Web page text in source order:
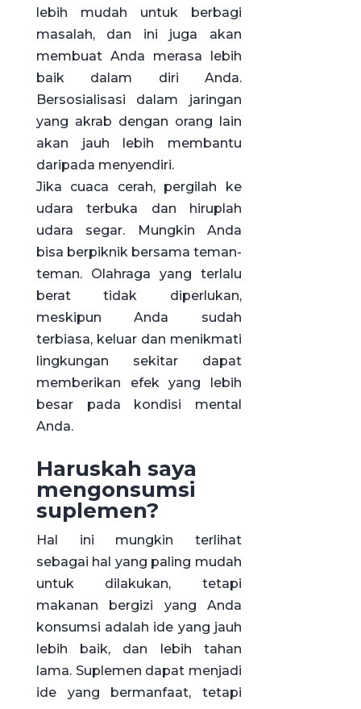
lebih mudah untuk berbagi
masalah, dan ini juga akan
membuat Anda merasa lebih
baik dalam diri Anda.
Bersosialisasi dalam jaringan
yang akrab dengan orang lain
akan jauh lebih membantu
daripada menyendiri.
Jika cuaca cerah, pergilah ke
udara terbuka dan hiruplah
udara segar. Mungkin Anda
bisa berpiknik bersama teman-
teman. Olahraga yang terlalu
berat tidak diperlukan,
meskipun Anda sudah
terbiasa, keluar dan menikmati
lingkungan sekitar dapat
memberikan efek yang lebih
besar pada kondisi mental
Anda.
Haruskah saya
mengonsumsi
suplemen?
Hal ini mungkin terlihat
sebagai hal yang paling mudah
untuk dilakukan, tetapi
makanan bergizi yang Anda
konsumsi adalah ide yang jauh
lebih baik, dan lebih tahan
lama. Suplemen dapat menjadi
ide yang bermanfaat, tetapi